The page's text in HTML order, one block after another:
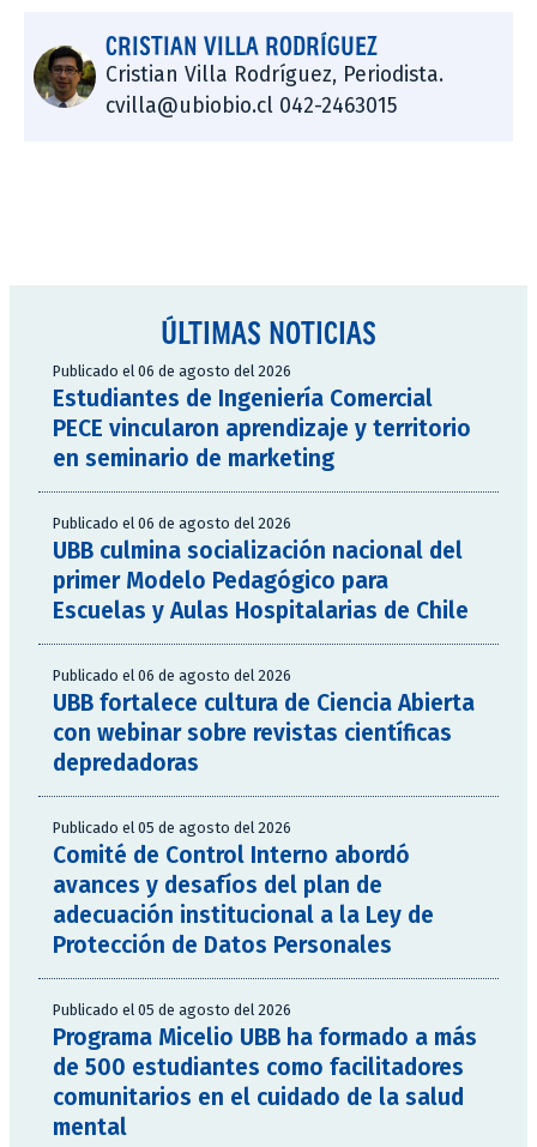
CRISTIAN VILLA RODRÍGUEZ
Cristian Villa Rodríguez, Periodista.
cvilla@ubiobio.cl 042-2463015
ÚLTIMAS NOTICIAS
Publicado el 06 de agosto del 2026
Estudiantes de Ingeniería Comercial
PECE vincularon aprendizaje y territorio
en seminario de marketing
Publicado el 06 de agosto del 2026
UBB culmina socialización nacional del
primer Modelo Pedagógico para
Escuelas y Aulas Hospitalarias de Chile
Publicado el 06 de agosto del 2026
UBB fortalece cultura de Ciencia Abierta
con webinar sobre revistas científicas
depredadoras
Publicado el 05 de agosto del 2026
Comité de Control Interno abordó
avances y desafíos del plan de
adecuación institucional a la Ley de
Protección de Datos Personales
Publicado el 05 de agosto del 2026
Programa Micelio UBB ha formado a más
de 500 estudiantes como facilitadores
comunitarios en el cuidado de la salud
mental